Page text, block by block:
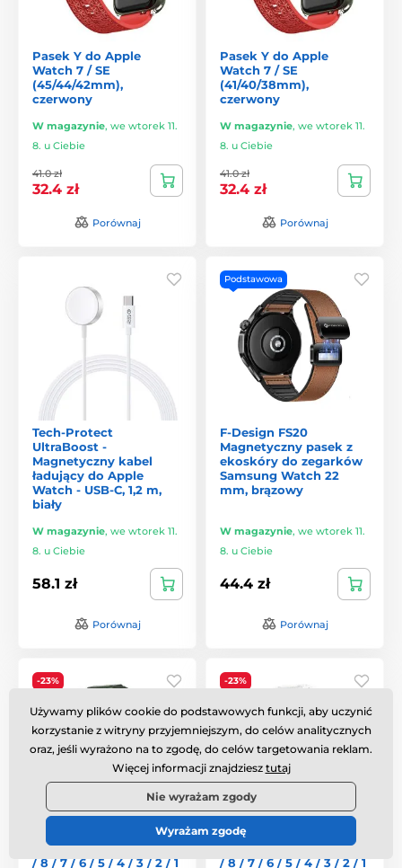
Pasek Y do Apple
Watch 7 / SE
(45/44/42mm),
czerwony
W magazynie, we wtorek 11.
8. u Ciebie
41.0 zł
32.4 zł
Porównaj
Pasek Y do Apple
Watch 7 / SE
(41/40/38mm),
czerwony
W magazynie, we wtorek 11.
8. u Ciebie
41.0 zł
32.4 zł
Porównaj
Tech-Protect
UltraBoost -
Magnetyczny kabel
ładujący do Apple
Watch - USB-C, 1,2 m,
biały
W magazynie, we wtorek 11.
8. u Ciebie
58.1 zł
Porównaj
Podstawowa
F-Design FS20
Magnetyczny pasek z
ekoskóry do zegarków
Samsung Watch 22
mm, brązowy
W magazynie, we wtorek 11.
8. u Ciebie
44.4 zł
Porównaj
-23%
Pasek Strap Triple do
Apple Watch SE 1 / 2 / 3
/ 8 / 7 / 6 / 5 / 4 / 3 / 2 / 1
-23%
Pasek Strap Triple do
Apple Watch SE 1 / 2 / 3
/ 8 / 7 / 6 / 5 / 4 / 3 / 2 / 1
Używamy plików cookie do podstawowych funkcji, aby uczynić
korzystanie z witryny przyjemniejszym, do celów analitycznych
oraz, jeśli wyrażono na to zgodę, do celów targetowania reklam.
Więcej informacji znajdziesz tutaj
Nie wyrażam zgody
Wyrażam zgodę